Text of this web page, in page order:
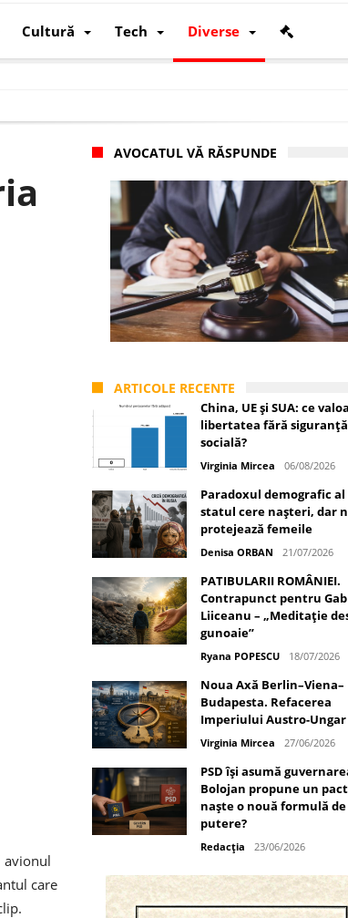
Cultură Tech Diverse
a demografiei, fiscalității și poziției României în U.E.
avionul
care
AVOCATUL VĂ RĂSPUNDE
ARTICOLE RECENTE
China, UE și SUA: ce
libertatea fără siguranță
socială?
Virginia Mircea 06/08/2026
Paradoxul demografic al
statul cere nașteri, dar
protejează femeile
Denisa ORBAN 21/07/2026
PATIBULARII ROMÂNIEI.
Contrapunct pentru
Liiceanu – „Meditație
gunoaie”
Ryana POPESCU 18/07/2026
Noua Axă Berlin–Viena–
Budapesta. Refacerea
Imperiului Austro-Ungar
Virginia Mircea 27/06/2026
PSD își asumă
Bolojan propune un
naște o nouă formulă de
putere?
Redacția 23/06/2026